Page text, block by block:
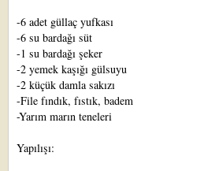
-6 adet güllaç yufkası
-6 su bardağı süt
-1 su bardağı şeker
-2 yemek kaşığı gülsuyu
-2 küçük damla sakızı
-File fındık, fıstık, badem
-Yarım marın teneleri
Yapılışı: